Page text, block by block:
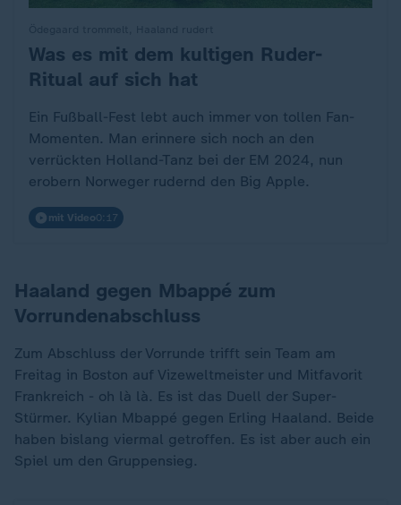
:
Was es mit dem kultigen Ruder-
Ritual auf sich hat
Ein Fußball-Fest lebt auch immer von tollen Fan-
Momenten. Man erinnere sich noch an den
verrückten Holland-Tanz bei der EM 2024, nun
erobern Norweger rudernd den Big Apple.
mit Video0:17
Haaland gegen Mbappé zum
Vorrundenabschluss
Zum Abschluss der Vorrunde trifft sein Team am
Freitag in Boston auf Vizeweltmeister und Mitfavorit
Frankreich - oh là là. Es ist das Duell der Super-
Stürmer. Kylian Mbappé gegen Erling Haaland. Beide
haben bislang viermal getroffen. Es ist aber auch ein
Spiel um den Gruppensieg.